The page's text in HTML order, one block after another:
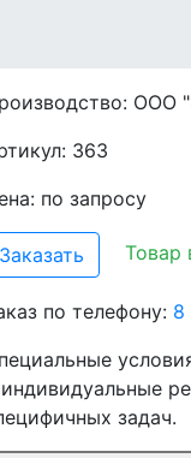
ООО
363
по запросу
Заказать Товар
по телефону: 8
задач.